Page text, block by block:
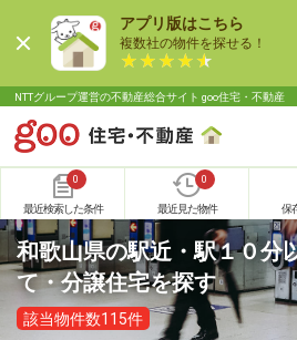
アプリ版はこちら
複数社の物件を探せる！
NTTグループ運営の不動産総合サイト goo住宅・不動産
0
最近検索した条件
0
最近見た物件 保
和歌山県の駅近・駅１０分
て・分譲住宅を探す
該当物件数115件